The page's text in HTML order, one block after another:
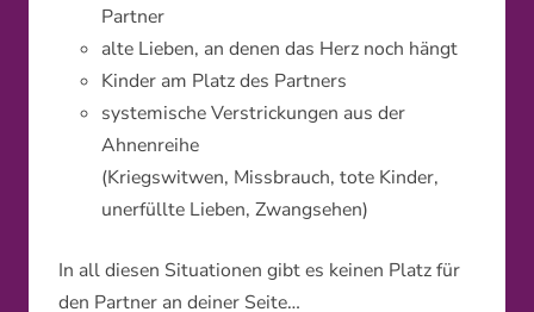
Partner
alte Lieben, an denen das Herz noch hängt
Kinder am Platz des Partners
systemische Verstrickungen aus der
Ahnenreihe
(Kriegswitwen, Missbrauch, tote Kinder,
unerfüllte Lieben, Zwangsehen)
In all diesen Situationen gibt es keinen Platz für
den Partner an deiner Seite…